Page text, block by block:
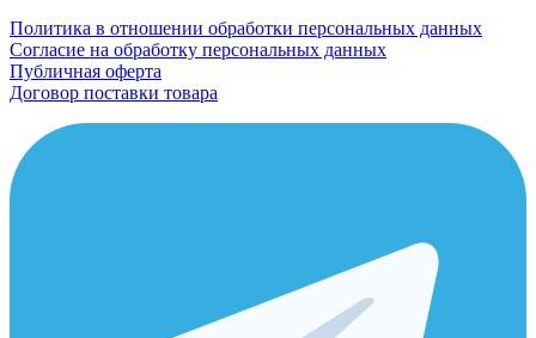
Политика в отношении обработки персональных данных
Согласие на обработку персональных данных
Публичная оферта
Договор поставки товара